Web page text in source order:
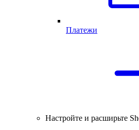
Платежи
Настройте и расширьте